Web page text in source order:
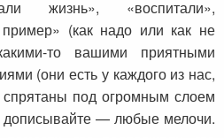
жизнь», «воспитали»,
(как надо или как не
то вашими приятными
(они есть у каждого из нас,
под огромным слоем
дописывайте — любые мелочи.